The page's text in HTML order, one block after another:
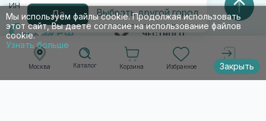
Москва
Да Выбрать другой город
Каталог Корзина Избранное Войти
Мы используем файлы cookie. Продолжая использовать
этот сайт, Вы даете согласие на использование файлов
cookie.
Узнать больше
Закрыть
ИНН 5024223277
ПАРТНЕР
ЧЕСТНОГО